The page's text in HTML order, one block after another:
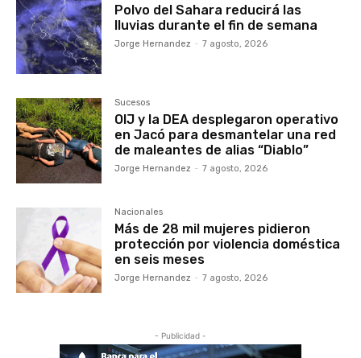
Polvo del Sahara reducirá las
lluvias durante el fin de semana
Jorge Hernandez - 7 agosto, 2026
Sucesos
OIJ y la DEA desplegaron operativo
en Jacó para desmantelar una red
de maleantes de alias “Diablo”
Jorge Hernandez - 7 agosto, 2026
Nacionales
Más de 28 mil mujeres pidieron
protección por violencia doméstica
en seis meses
Jorge Hernandez - 7 agosto, 2026
- Publicidad -